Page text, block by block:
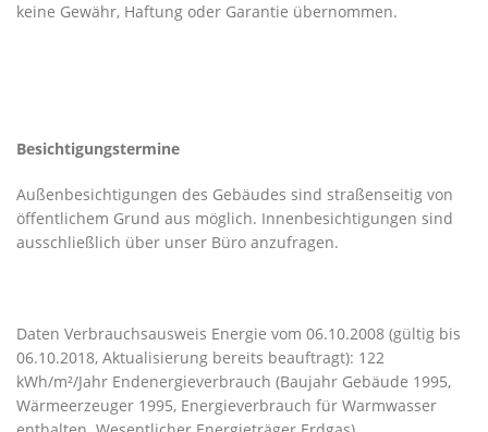
keine Gewähr, Haftung oder Garantie übernommen.
Besichtigungstermine
Außenbesichtigungen des Gebäudes sind straßenseitig von
öffentlichem Grund aus möglich. Innenbesichtigungen sind
ausschließlich über unser Büro anzufragen.
Daten Verbrauchsausweis Energie vom 06.10.2008 (gültig bis
06.10.2018, Aktualisierung bereits beauftragt): 122
kWh/m²/Jahr Endenergieverbrauch (Baujahr Gebäude 1995,
Wärmeerzeuger 1995, Energieverbrauch für Warmwasser